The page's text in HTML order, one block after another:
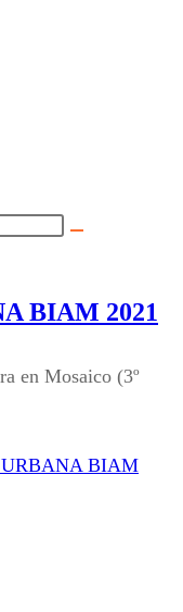
BIAM 2021
en Mosaico (3º
BIAM